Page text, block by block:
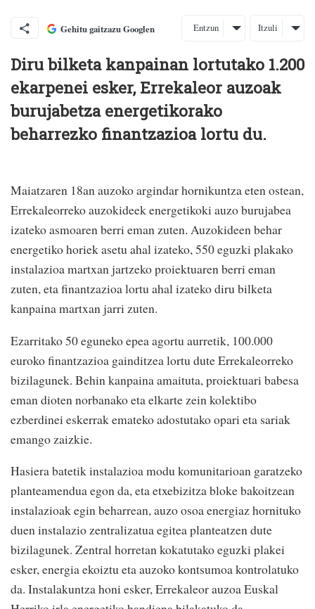
Gehitu gaitzazu Googlen Entzun Itzuli
Diru bilketa kanpainan lortutako 1.200
ekarpenei esker, Errekaleor auzoak
burujabetza energetikorako
beharrezko finantzazioa lortu du.
Maiatzaren 18an auzoko argindar hornikuntza eten ostean,
Errekaleorreko auzokideek energetikoki auzo burujabea
izateko asmoaren berri eman zuten. Auzokideen behar
energetiko horiek asetu ahal izateko, 550 eguzki plakako
instalazioa martxan jartzeko proiektuaren berri eman
zuten, eta finantzazioa lortu ahal izateko diru bilketa
kanpaina martxan jarri zuten.
Ezarritako 50 eguneko epea agortu aurretik, 100.000
euroko finantzazioa gainditzea lortu dute Errekaleorreko
bizilagunek. Behin kanpaina amaituta, proiektuari babesa
eman dioten norbanako eta elkarte zein kolektibo
ezberdinei eskerrak emateko adostutako opari eta sariak
emango zaizkie.
Hasiera batetik instalazioa modu komunitarioan garatzeko
planteamendua egon da, eta etxebizitza bloke bakoitzean
instalazioak egin beharrean, auzo osoa energiaz hornituko
duen instalazio zentralizatua egitea planteatzen dute
bizilagunek. Zentral horretan kokatutako eguzki plakei
esker, energia ekoiztu eta auzoko kontsumoa kontrolatuko
da. Instalakuntza honi esker, Errekaleor auzoa Euskal